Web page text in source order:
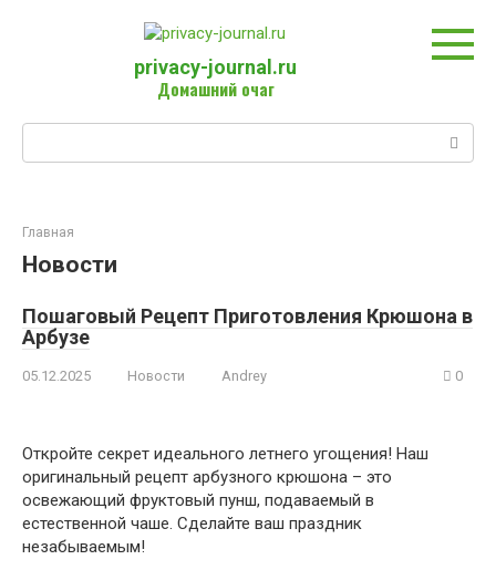
privacy-journal.ru
Домашний очаг
Главная
Новости
Пошаговый Рецепт Приготовления Крюшона в
Арбузе
05.12.2025 Новости Andrey 0
Откройте секрет идеального летнего угощения! Наш
оригинальный рецепт арбузного крюшона – это
освежающий фруктовый пунш, подаваемый в
естественной чаше. Сделайте ваш праздник
незабываемым!